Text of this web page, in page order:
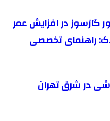
در افزایش عمر
راهنمای تخصصی
در شرق تهران